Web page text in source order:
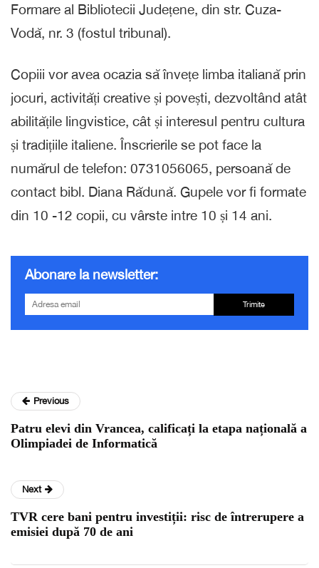
Formare al Bibliotecii Județene, din str. Cuza-
Vodă, nr. 3 (fostul tribunal).
Copiii vor avea ocazia să învețe limba italiană prin
jocuri, activități creative și povești, dezvoltând atât
abilitățile lingvistice, cât și interesul pentru cultura
și tradițiile italiene. Înscrierile se pot face la
numărul de telefon: 0731056065, persoană de
contact bibl. Diana Rădună. Gupele vor fi formate
din 10 -12 copii, cu vârste intre 10 și 14 ani.
Abonare la newsletter:
Trimite
Previous
Patru elevi din Vrancea, calificați la etapa națională a
Olimpiadei de Informatică
Next
TVR cere bani pentru investiții: risc de întrerupere a
emisiei după 70 de ani